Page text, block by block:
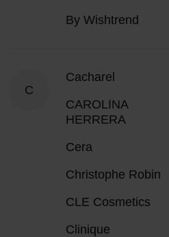
By Wishtrend
C
Cacharel
CAROLINA
HERRERA
Cera
Christophe Robin
CLE Cosmetics
Clinique